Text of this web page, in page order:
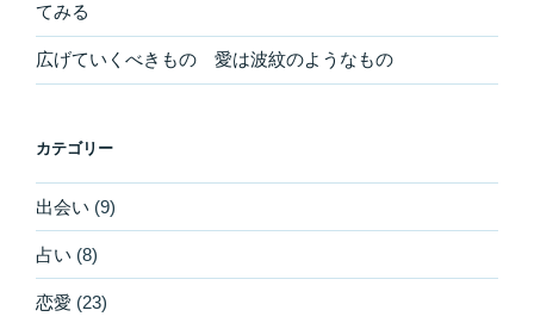
てみる
広げていくべきもの 愛は波紋のようなもの
カテゴリー
出会い (9)
占い (8)
恋愛 (23)